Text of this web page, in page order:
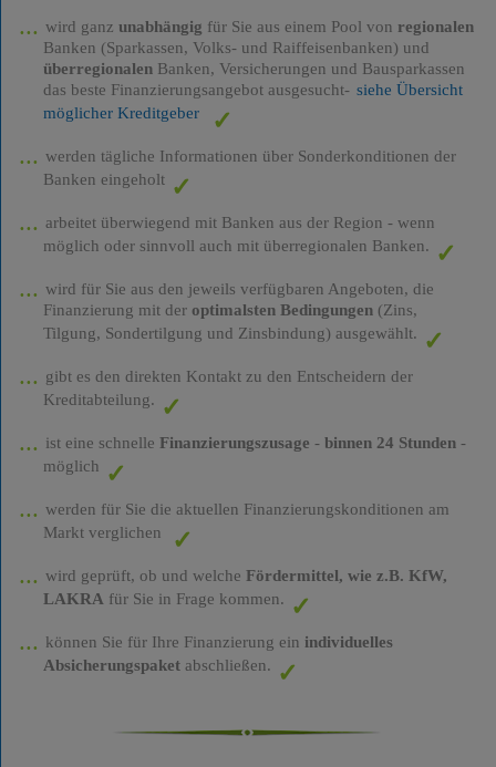
wird ganz unabhängig für Sie aus einem Pool von regionalen
Banken (Sparkassen, Volks- und Raiffeisenbanken) und
überregionalenBanken, Versicherungen und Bausparkassen
das beste Finanzierungsangebot ausgesucht- siehe Übersicht
möglicher Kreditgeber
werden tägliche Informationen über Sonderkonditionen der
Banken eingeholt
arbeitet überwiegend mit Banken aus der Region - wenn
möglich oder sinnvoll auch mit überregionalen Banken.
wird für Sie aus den jeweils verfügbaren Angeboten, die
Finanzierung mit der optimalsten Bedingungen(Zins,
Tilgung, Sondertilgung und Zinsbindung) ausgewählt.
gibt es den direkten Kontakt zu den Entscheidern der
Kreditabteilung.
ist eine schnelle Finanzierungszusage - binnen 24 Stunden-
möglich
werden für Sie die aktuellen Finanzierungskonditionen am
Markt verglichen
wird geprüft, ob und welche Fördermittel, wie z.B. KfW,
LAKRA für Sie in Frage kommen.
können Sie für Ihre Finanzierung ein individuelles
Absicherungspaketabschließen.